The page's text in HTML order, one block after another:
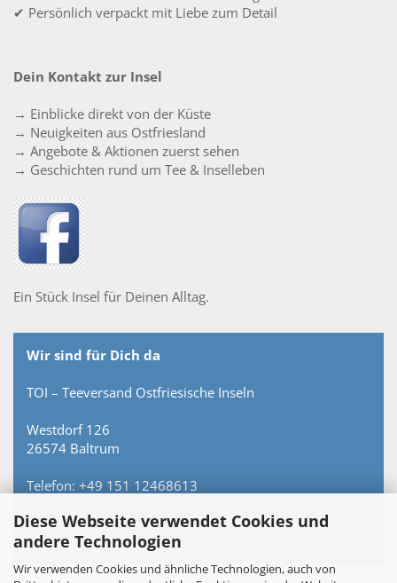
Diese Webseite verwendet Cookies und
andere Technologien
Wir verwenden Cookies und ähnliche Technologien, auch von
✔ Persönlich verpackt mit Liebe zum Detail
Dein Kontakt zur Insel
→ Einblicke direkt von der Küste
→ Neuigkeiten aus Ostfriesland
→ Angebote & Aktionen zuerst sehen
→ Geschichten rund um Tee & Inselleben
Ein Stück Insel für Deinen Alltag.
Wir sind für Dich da
TOI – Teeversand Ostfriesische Inseln
Westdorf 126
26574 Baltrum
Telefon: +49 151 12468613
Persönlich erreichbar – keine Hotline.